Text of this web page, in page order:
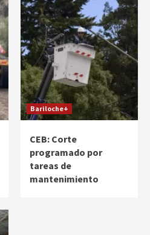
Bariloche+
CEB: Corte
programado por
tareas de
mantenimiento